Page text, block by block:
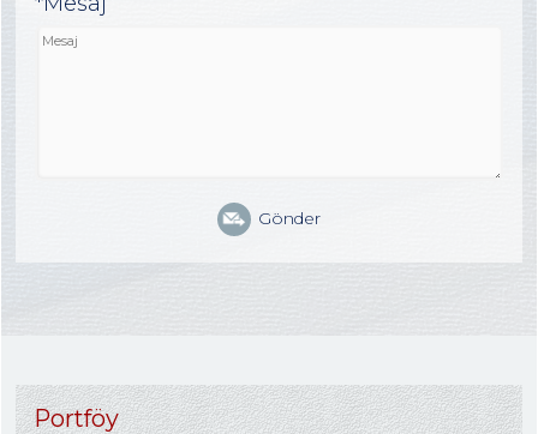
Gönder
Portföy